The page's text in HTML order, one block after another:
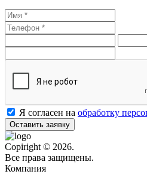
Я согласен на обработку
Оставить заявку
Copiright © 2026.
Все права защищены.
Компания